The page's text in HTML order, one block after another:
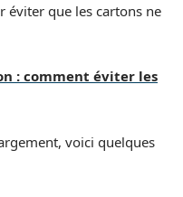
éviter que les cartons ne
: comment éviter les
voici quelques